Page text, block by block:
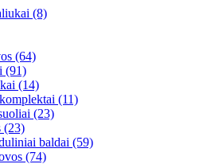
(8)
(64)
(91)
(14)
(11)
(23)
(23)
baldai (59)
(74)